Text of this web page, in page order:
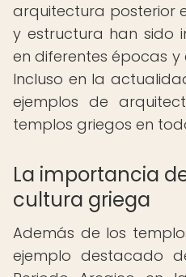
arquitectura posterior
y estructura han sido
en diferentes épocas y
Incluso en la
ejemplos de
templos griegos en
La importancia
cultura griega
Además de los
ejemplo destacado